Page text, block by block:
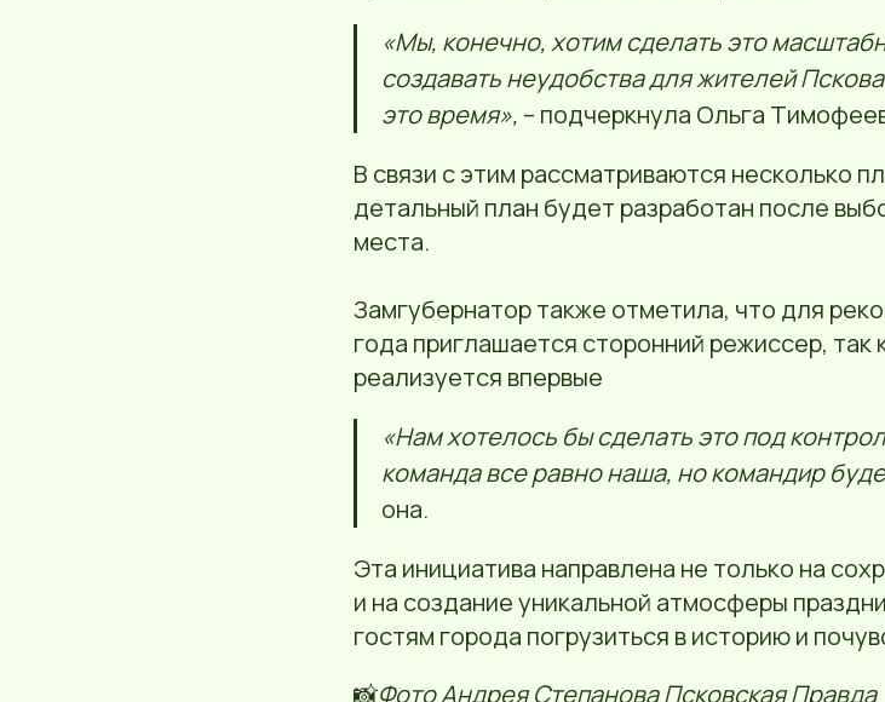
«Мы, конечно, хотим сделать это
создавать неудобства для жителей
это время», – подчеркнула Ольга
В связи с этим рассматриваются несколько
детальный план будет разработан после
места.
Замгубернатор также отметила, что для
года приглашается сторонний режиссер, так
реализуется впервые
«Нам хотелось бы сделать это под
команда все равно наша, но командир
она.
Эта инициатива направлена не только на
и на создание уникальной атмосферы
гостям города погрузиться в историю и
📸Фото Андрея Степанова Псковская Правда